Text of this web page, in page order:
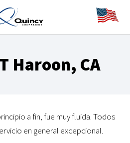
Haroon, CA
a fin, fue muy fluida. Todos
en general excepcional.